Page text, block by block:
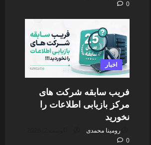
0
اخبار
فریب سابقه شرکت های
مرکز بازیابی اطلاعات را
نخورید
رومینا محمدی
0